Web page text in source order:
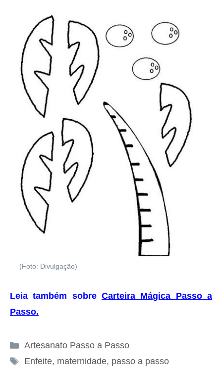
(Foto: Divulgação)
Leia também sobre Carteira Mágica Passo a
Passo.
Categorias
Artesanato Passo a Passo
Tags
Enfeite, maternidade, passo a passo